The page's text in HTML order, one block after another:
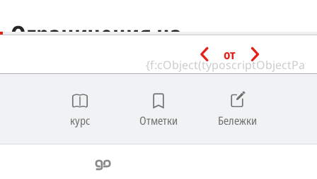
Ограничения на
дълбочината
За Variable Weight | Максималната разрешена
дълбочина е 10 метра по-дълбока от текущото
ограничение за сертификат на ученика.
от
курс Отметки Бележки